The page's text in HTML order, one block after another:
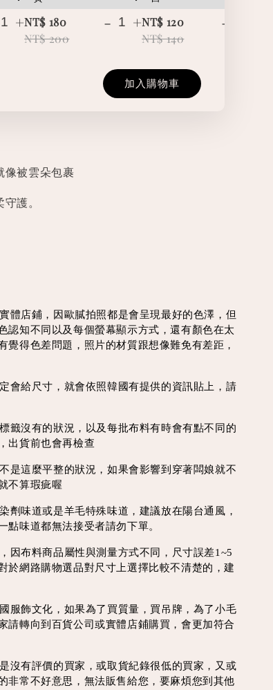
+NT$ 180
NT$ 200
- +NT$ 120
NT$ 140
-
加入購物車
像被雲朵包裹
護。
體店鋪，因歐膩拍照都是會呈現最好的色澤，但
認知不同以及每個螢幕顯示方式，還有顏色在太
覺得色差問題，照片的材質跟想像難免有差距，
會給尺寸，就會依照韓國有提供的資訊貼上，請
籤沒有的狀況，以及每批布料有時會有點不同的
出貨前也會再檢查
是這麼平整的狀況，如果會影響到穿著闆娘就不
不算瑕疵喔
劑味道或是羊毛特殊味道，建議放在陽台通風，
點味道都無法接受者請勿下單。
因布料商品屬性與測量方式不同，尺寸誤差1~5
於網路購物選品對尺寸上選擇比較不清楚的，建
服飾文化，如果為了買質量，買吊牌，為了小毛
請轉向到百貨公司或實體店鋪購買，會更加符合
沒有評價的買家，或取貨紀錄很低的買家，又或
非常不好意思，無法販售給您，要麻煩您到其他